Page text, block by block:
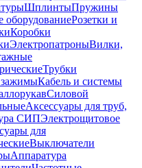
ШплинтыПружины
оборудованиеРозетки и
Коробки
ЭлектропатроныВилки,
Трубки
Кабель и системы
Силовой
Аксессуары для труб,
СИПЭлектрощитовое
для
Выключатели
Аппаратура